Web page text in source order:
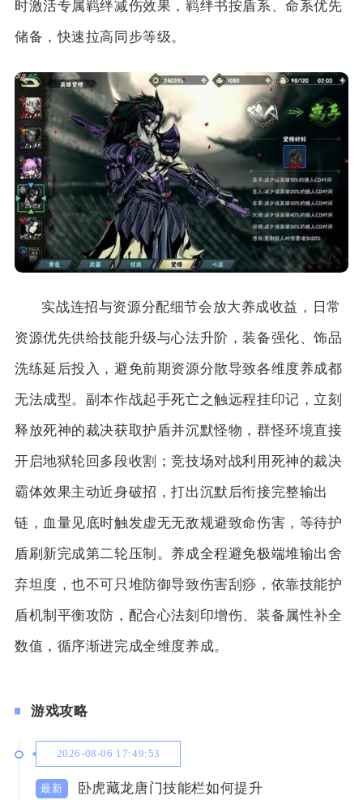
时激活专属羁绊减伤效果，羁绊书按盾系、命系优先
储备，快速拉高同步等级。
实战连招与资源分配细节会放大养成收益，日常
资源优先供给技能升级与心法升阶，装备强化、饰品
洗练延后投入，避免前期资源分散导致各维度养成都
无法成型。副本作战起手死亡之触远程挂印记，立刻
释放死神的裁决获取护盾并沉默怪物，群怪环境直接
开启地狱轮回多段收割；竞技场对战利用死神的裁决
霸体效果主动近身破招，打出沉默后衔接完整输出
链，血量见底时触发虚无无敌规避致命伤害，等待护
盾刷新完成第二轮压制。养成全程避免极端堆输出舍
弃坦度，也不可只堆防御导致伤害刮痧，依靠技能护
盾机制平衡攻防，配合心法刻印增伤、装备属性补全
数值，循序渐进完成全维度养成。
游戏攻略
2026-08-06 17:49:53
卧虎藏龙唐门技能栏如何提升